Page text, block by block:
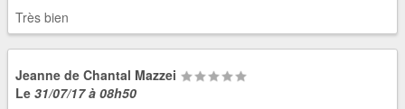
Très bien
Jeanne de Chantal Mazzei
Le 31/07/17 à 08h50